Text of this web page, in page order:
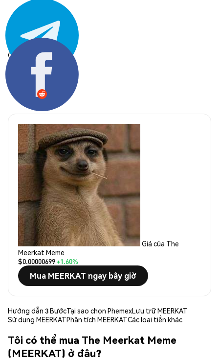
Chia sẻ:
Giá của The
Meerkat Meme
$0.00000699+1.60%
Mua MEERKAT ngay bây giờ
Hướng dẫn 3 BướcTại sao chọn PhemexLưu trữ MEERKAT
Sử dụng MEERKATPhân tích MEERKATCác loại tiền khác
Tôi có thể mua The Meerkat Meme
(MEERKAT) ở đâu?